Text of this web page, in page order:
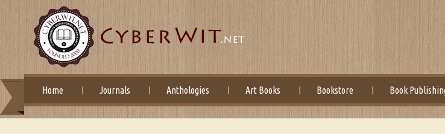
Home Journals Anthologies Art Books Bookstore Book